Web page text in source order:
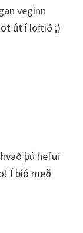
veginn
út í loftið ;)
þú hefur
Í bíó með